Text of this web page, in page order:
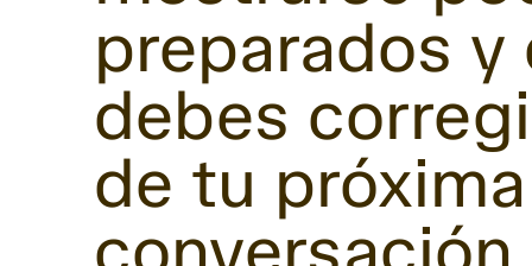
preparados y
debes
de tu próxima